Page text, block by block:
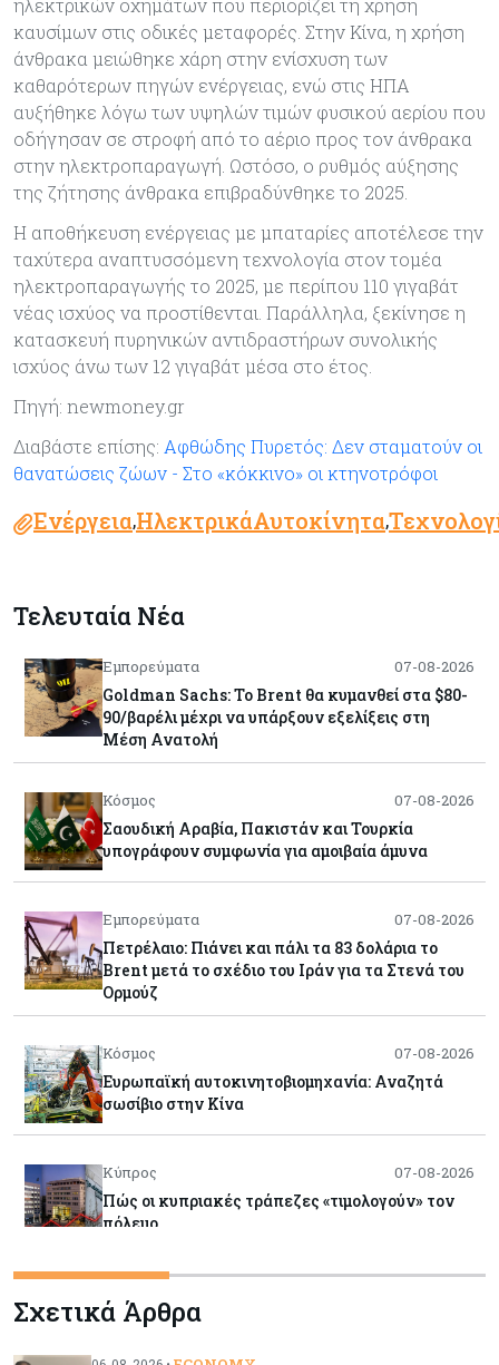
ηλεκτρικών οχημάτων που περιορίζει τη χρήση
καυσίμων στις οδικές μεταφορές. Στην Κίνα, η χρήση
άνθρακα μειώθηκε χάρη στην ενίσχυση των
καθαρότερων πηγών ενέργειας, ενώ στις ΗΠΑ
αυξήθηκε λόγω των υψηλών τιμών φυσικού αερίου που
οδήγησαν σε στροφή από το αέριο προς τον άνθρακα
στην ηλεκτροπαραγωγή. Ωστόσο, ο ρυθμός αύξησης
της ζήτησης άνθρακα επιβραδύνθηκε το 2025.
Η αποθήκευση ενέργειας με μπαταρίες αποτέλεσε την
ταχύτερα αναπτυσσόμενη τεχνολογία στον τομέα
ηλεκτροπαραγωγής το 2025, με περίπου 110 γιγαβάτ
νέας ισχύος να προστίθενται. Παράλληλα, ξεκίνησε η
κατασκευή πυρηνικών αντιδραστήρων συνολικής
ισχύος άνω των 12 γιγαβάτ μέσα στο έτος.
Πηγή: newmoney.gr
Διαβάστε επίσης: Αφθώδης Πυρετός: Δεν σταματούν οι
θανατώσεις ζώων - Στο «κόκκινο» οι κτηνοτρόφοι
Ενέργεια,ΗλεκτρικάΑυτοκίνητα,
Τελευταία Νέα
Εμπορεύματα 07-08-2026
Goldman Sachs: Το Brent θα κυμανθεί στα $80-
90/βαρέλι μέχρι να υπάρξουν εξελίξεις στη
Μέση Ανατολή
Κόσμος 07-08-2026
Σαουδική Αραβία, Πακιστάν και Τουρκία
υπογράφουν συμφωνία για αμοιβαία άμυνα
Εμπορεύματα 07-08-2026
Πετρέλαιο: Πιάνει και πάλι τα 83 δολάρια το
Brent μετά το σχέδιο του Ιράν για τα Στενά του
Ορμούζ
Κόσμος 07-08-2026
Ευρωπαϊκή αυτοκινητοβιομηχανία: Αναζητά
σωσίβιο στην Κίνα
Κύπρος 07-08-2026
Πώς οι κυπριακές τράπεζες «τιμολογούν» τον
πόλεμο
Νέα διοικητικά συμβούλια σε Cyta, AHK και σε
Σχετικά Άρθρα